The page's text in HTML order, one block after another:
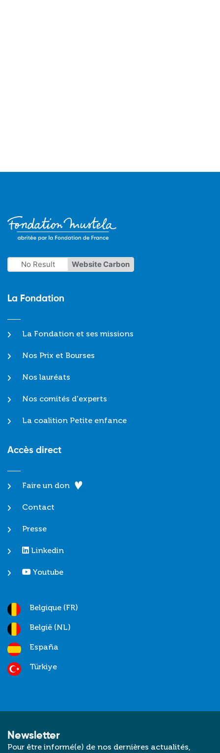
No Result Website Carbon
La Fondation
La Fondation et ses missions
Nos Prix et Bourses
Nos lauréats
Nos comités d'experts
La coalition Petite enfance
Accès direct
Faire un don
Contact
Presse
Linkedin
Youtube
Belgique (FR)
België (NL)
España
Türkiye
Newsletter
Pour être informé(e) de nos dernières actualités,